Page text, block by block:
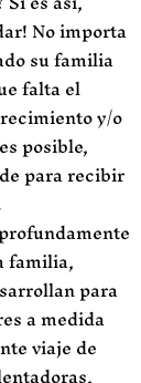
No importa
su familia
falta el
y/o
posible,
para recibir
familia,
para
a medida
viaje de